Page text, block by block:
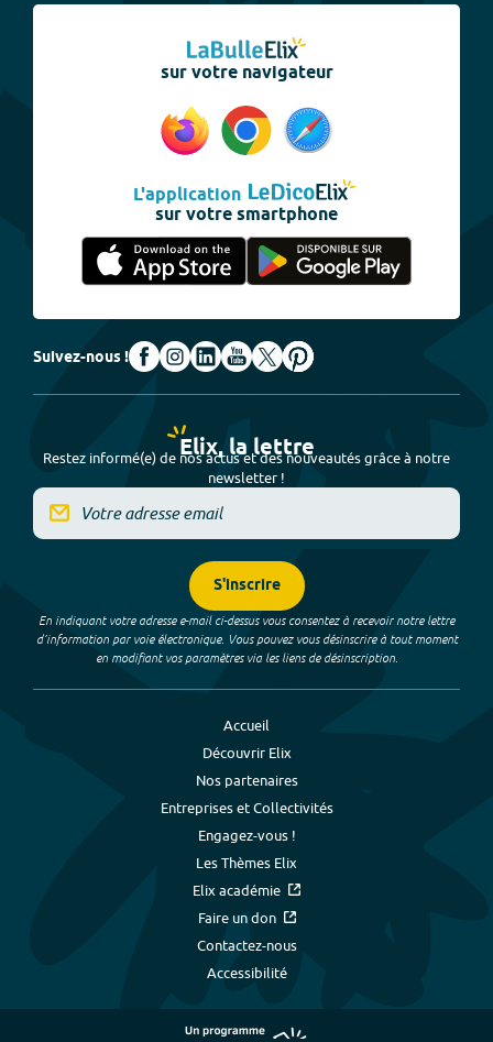
sur votre navigateur
L'application
sur votre smartphone
Suivez-nous !
Elix, la lettre
Restez informé(e) de nos actus et des nouveautés grâce à notre
newsletter !
S'inscrire
En indiquant votre adresse e-mail ci-dessus vous consentez à recevoir notre lettre
d’information par voie électronique. Vous pouvez vous désinscrire à tout moment
en modifiant vos paramètres via les liens de désinscription.
Accueil
Découvrir Elix
Nos partenaires
Entreprises et Collectivités
Engagez-vous !
Les Thèmes Elix
Elix académie
Faire un don
Contactez-nous
Accessibilité